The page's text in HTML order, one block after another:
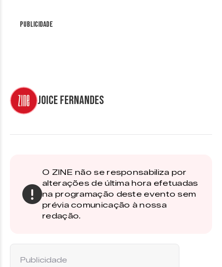
Publicidade
Joice Fernandes
O ZINE não se responsabiliza por
alterações de última hora efetuadas
na programação deste evento sem
prévia comunicação à nossa
redação.
Publicidade